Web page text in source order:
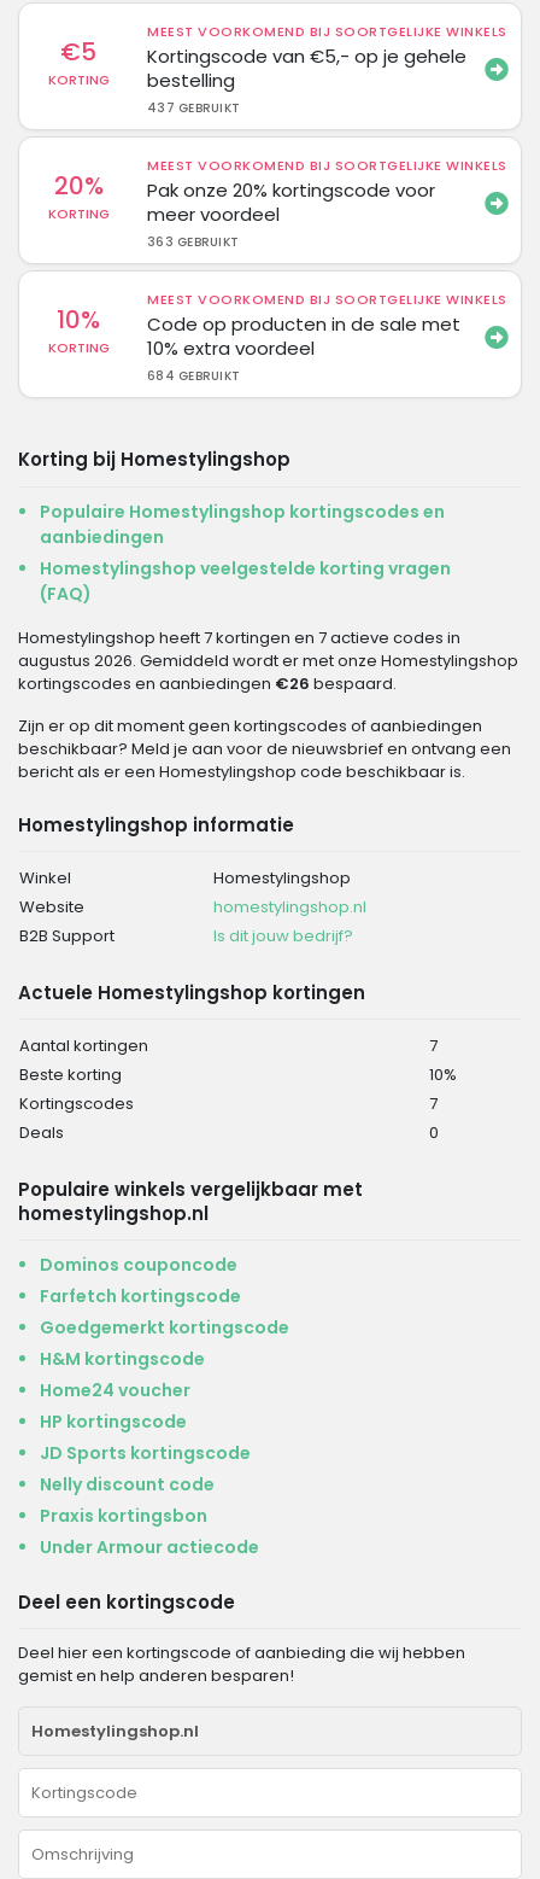
€5
KORTING
MEEST VOORKOMEND BIJ SOORTGELIJKE WINKELS
Kortingscode van €5,- op je gehele
bestelling
437 GEBRUIKT
20%
KORTING
MEEST VOORKOMEND BIJ SOORTGELIJKE WINKELS
Pak onze 20% kortingscode voor
meer voordeel
363 GEBRUIKT
10%
KORTING
MEEST VOORKOMEND BIJ SOORTGELIJKE WINKELS
Code op producten in de sale met
10% extra voordeel
684 GEBRUIKT
Korting bij Homestylingshop
Populaire Homestylingshop kortingscodes en
aanbiedingen
Homestylingshop veelgestelde korting vragen
(FAQ)
Homestylingshop heeft 7 kortingen en 7 actieve codes in
augustus 2026. Gemiddeld wordt er met onze Homestylingshop
kortingscodes en aanbiedingen €26 bespaard.
Zijn er op dit moment geen kortingscodes of aanbiedingen
beschikbaar? Meld je aan voor de nieuwsbrief en ontvang een
bericht als er een Homestylingshop code beschikbaar is.
Homestylingshop informatie
Winkel
Homestylingshop
Website
homestylingshop.nl
B2B Support
Is dit jouw bedrijf?
Actuele Homestylingshop kortingen
Aantal kortingen
7
Beste korting
10%
Kortingscodes
7
Deals
0
Populaire winkels vergelijkbaar met
homestylingshop.nl
Dominos couponcode
Farfetch kortingscode
Goedgemerkt kortingscode
H&M kortingscode
Home24 voucher
HP kortingscode
JD Sports kortingscode
Nelly discount code
Praxis kortingsbon
Under Armour actiecode
Deel een kortingscode
Deel hier een kortingscode of aanbieding die wij hebben
gemist en help anderen besparen!